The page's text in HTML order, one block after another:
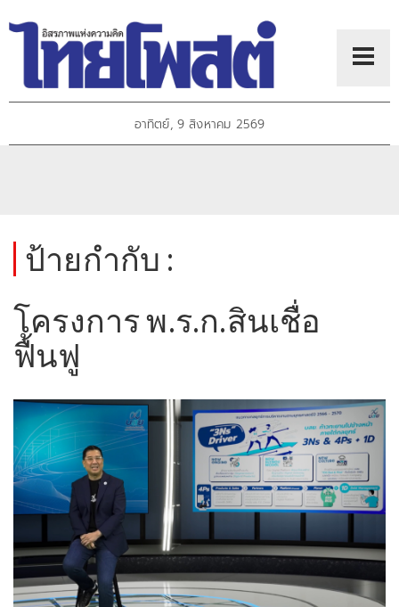
อาทิตย์, 9 สิงหาคม 2569
ป้ายกำกับ :
โครงการ พ.ร.ก.สินเชื่อ
ฟื้นฟู